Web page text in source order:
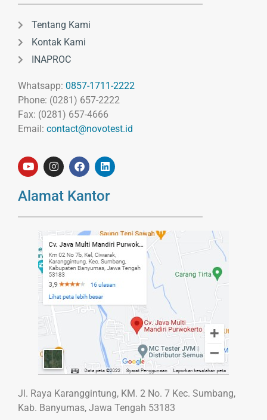
Tentang Kami
Kontak Kami
INAPROC
Whatsapp: 0857-1711-2222
Phone: (0281) 657-2222
Fax: (0281) 657-4666
Email: contact@novotest.id
Alamat Kantor
Jl. Raya Karanggintung, KM. 2 No. 7 Kec. Sumbang,
Kab. Banyumas, Jawa Tengah 53183